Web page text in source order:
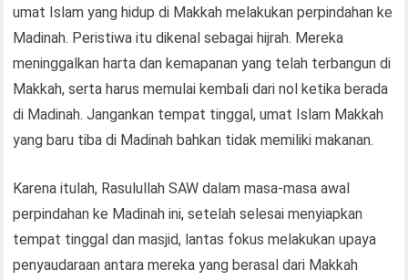
umat Islam yang hidup di Makkah melakukan perpindahan ke
Madinah. Peristiwa itu dikenal sebagai hijrah. Mereka
meninggalkan harta dan kemapanan yang telah terbangun di
Makkah, serta harus memulai kembali dari nol ketika berada
di Madinah. Jangankan tempat tinggal, umat Islam Makkah
yang baru tiba di Madinah bahkan tidak memiliki makanan.
Karena itulah, Rasulullah SAW dalam masa-masa awal
perpindahan ke Madinah ini, setelah selesai menyiapkan
tempat tinggal dan masjid, lantas fokus melakukan upaya
penyaudaraan antara mereka yang berasal dari Makkah